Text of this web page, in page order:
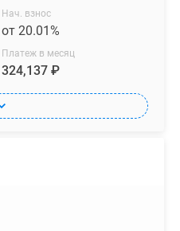
Нач. взнос
от 20.01%
Платеж в месяц
324,137 ₽